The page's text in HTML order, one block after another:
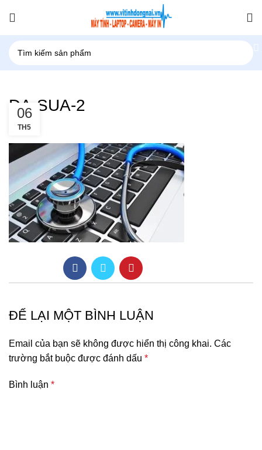
DA-SUA-2
06
TH5
ĐỂ LẠI MỘT BÌNH LUẬN
Email của bạn sẽ không được hiển thị công khai. Các
trường bắt buộc được đánh dấu *
Bình luận *